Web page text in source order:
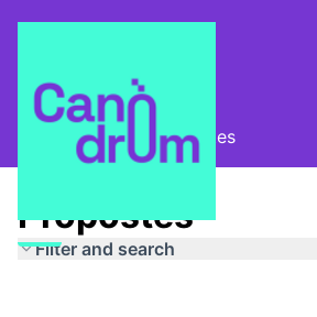
Pla Estratègic Propostes
Propostes
Filter and search